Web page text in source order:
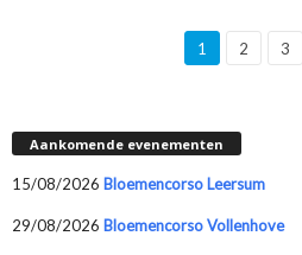
1 2 3
Aankomende evenementen
15/08/2026 Bloemencorso Leersum
29/08/2026 Bloemencorso Vollenhove